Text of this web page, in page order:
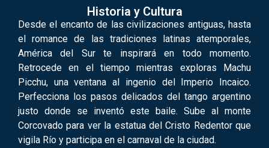
Historia y Cultura
Desde el encanto de las civilizaciones antiguas, hasta
el romance de las tradiciones latinas atemporales,
América del Sur te inspirará en todo momento.
Retrocede en el tiempo mientras exploras Machu
Picchu, una ventana al ingenio del Imperio Incaico.
Perfecciona los pasos delicados del tango argentino
justo donde se inventó este baile. Sube al monte
Corcovado para ver la estatua del Cristo Redentor que
vigila Río y participa en el carnaval de la ciudad.